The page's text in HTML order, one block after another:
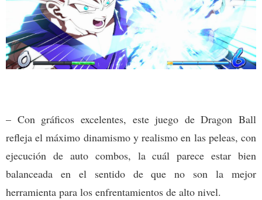
– Con gráficos excelentes, este juego de Dragon Ball
refleja el máximo dinamismo y realismo en las peleas, con
ejecución de auto combos, la cuál parece estar bien
balanceada en el sentido de que no son la mejor
herramienta para los enfrentamientos de alto nivel.